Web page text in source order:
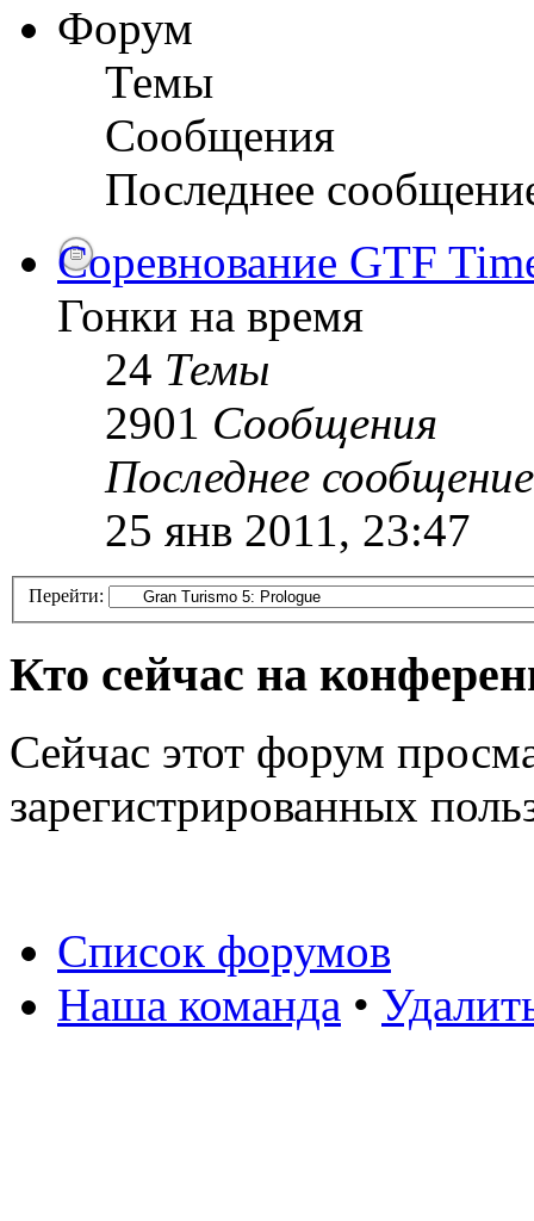
Форум
Темы
Сообщения
Последнее
Соревнование GTF
Гонки на время
24 Темы
2901 Сообщения
Последнее сообщение
25 янв 2011, 23:47
Перейти:
Кто сейчас на
Сейчас этот форум
зарегистрированных
Список форумов
Наша команда •